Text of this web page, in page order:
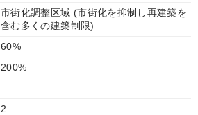
市街化調整区域 (市街化を抑制し再建築を
含む多くの建築制限)
60%
200%
2